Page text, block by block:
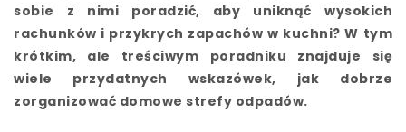
sobie z nimi poradzić, aby uniknąć wysokich
rachunków i przykrych zapachów w kuchni? W tym
krótkim, ale treściwym poradniku znajduje się
wiele przydatnych wskazówek, jak dobrze
zorganizować domowe strefy odpadów.